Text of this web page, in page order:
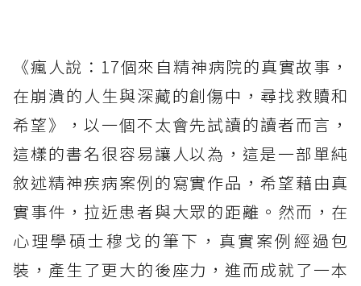
《瘋人說：17個來自精神病院的真實故事，
在崩潰的人生與深藏的創傷中，尋找救贖和
希望》，以一個不太會先試讀的讀者而言，
這樣的書名很容易讓人以為，這是一部單純
敘述精神疾病案例的寫實作品，希望藉由真
實事件，拉近患者與大眾的距離。然而，在
心理學碩士穆戈的筆下，真實案例經過包
裝，產生了更大的後座力，進而成就了一本